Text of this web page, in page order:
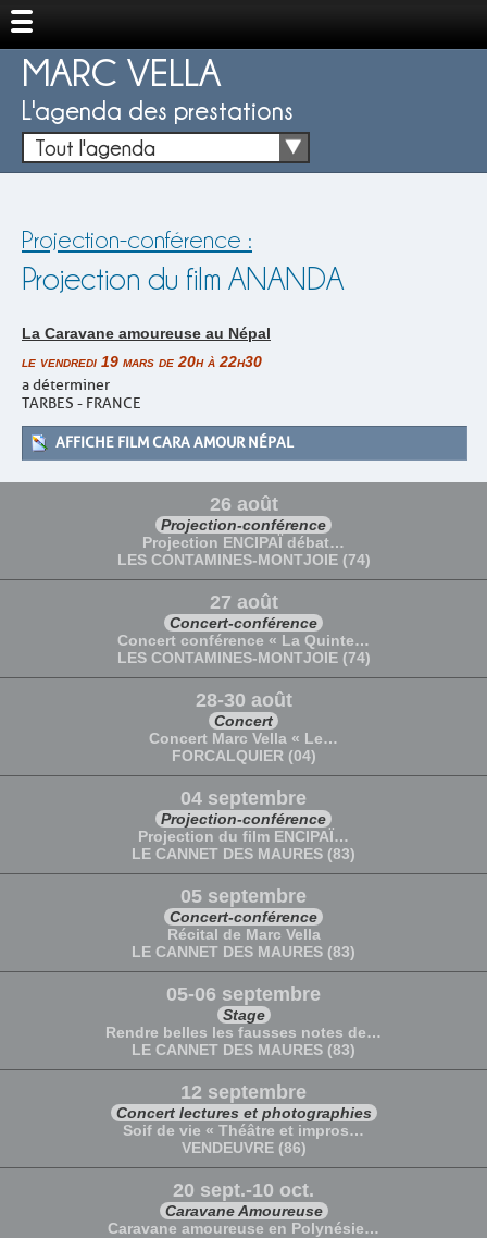
MARC VELLA
L'agenda des prestations
Tout l'agenda
Projection-conférence :
Projection du film ANANDA
La Caravane amoureuse au Népal
le vendredi 19 mars de 20h à 22h30
a déterminer
TARBES - FRANCE
AFFICHE FILM CARA AMOUR NÉPAL
26 août
Projection-conférence
Projection ENCIPAÏ débat…
LES CONTAMINES-MONTJOIE (74)
27 août
Concert-conférence
Concert conférence « La Quinte…
LES CONTAMINES-MONTJOIE (74)
28-30 août
Concert
Concert Marc Vella « Le…
FORCALQUIER (04)
04 septembre
Projection-conférence
Projection du film ENCIPAÏ…
LE CANNET DES MAURES (83)
05 septembre
Concert-conférence
Récital de Marc Vella
LE CANNET DES MAURES (83)
05-06 septembre
Stage
Rendre belles les fausses notes de…
LE CANNET DES MAURES (83)
12 septembre
Concert lectures et photographies
Soif de vie « Théâtre et impros…
VENDEUVRE (86)
20 sept.-10 oct.
Caravane Amoureuse
Caravane amoureuse en Polynésie…